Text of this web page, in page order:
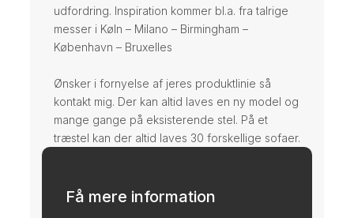
udfordring. Inspiration kommer bl.a. fra talrige
messer i Køln – Milano – Birmingham –
København – Bruxelles
Ønsker i fornyelse af jeres produktlinie så
kontakt mig. Der kan altid laves en ny model og
mange gange på eksisterende stel. På et
træstel kan der altid laves 30 forskellige sofaer.
Få mere information